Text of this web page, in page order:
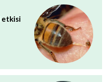
etkisi